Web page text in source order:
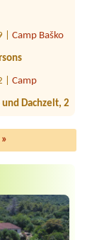
|
|
Dachzelt, 2
of the
|Camp Kačjak